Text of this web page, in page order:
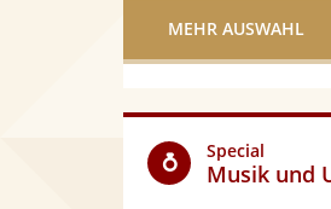
MEHR AUSWAHL
Special
Musik und